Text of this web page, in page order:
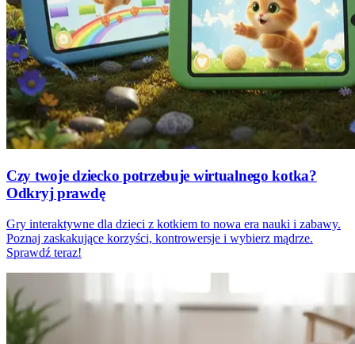
Czy twoje dziecko potrzebuje wirtualnego kotka?
Odkryj prawdę
Gry interaktywne dla dzieci z kotkiem to nowa era nauki i zabawy.
Poznaj zaskakujące korzyści, kontrowersje i wybierz mądrze.
Sprawdź teraz!